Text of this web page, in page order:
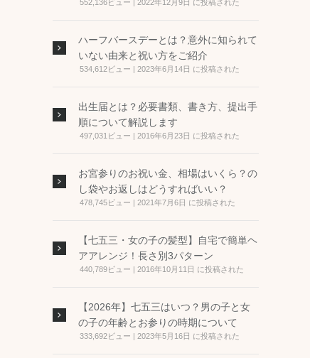
552,136ビュー | 2022年12月9日 に投稿された
ハーフバースデーとは？意外に知られて
いない由来と祝い方をご紹介
534,612ビュー | 2023年6月14日 に投稿された
出生届とは？必要書類、書き方、提出手
順について解説します
497,031ビュー | 2016年6月23日 に投稿された
お宮参りのお祝い金、相場はいくら？の
し袋やお返しはどうすればいい？
478,745ビュー | 2021年7月6日 に投稿された
【七五三・女の子の髪型】自宅で簡単ヘ
アアレンジ！長さ別3パターン
440,789ビュー | 2016年10月11日 に投稿された
【2026年】七五三はいつ？男の子と女
の子の年齢とお参りの時期について
333,692ビュー | 2023年5月16日 に投稿された